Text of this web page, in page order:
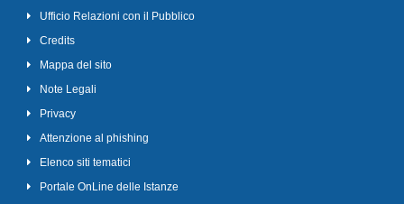
Ufficio Relazioni con il Pubblico
Credits
Mappa del sito
Note Legali
Privacy
Attenzione al phishing
Elenco siti tematici
Portale OnLine delle Istanze